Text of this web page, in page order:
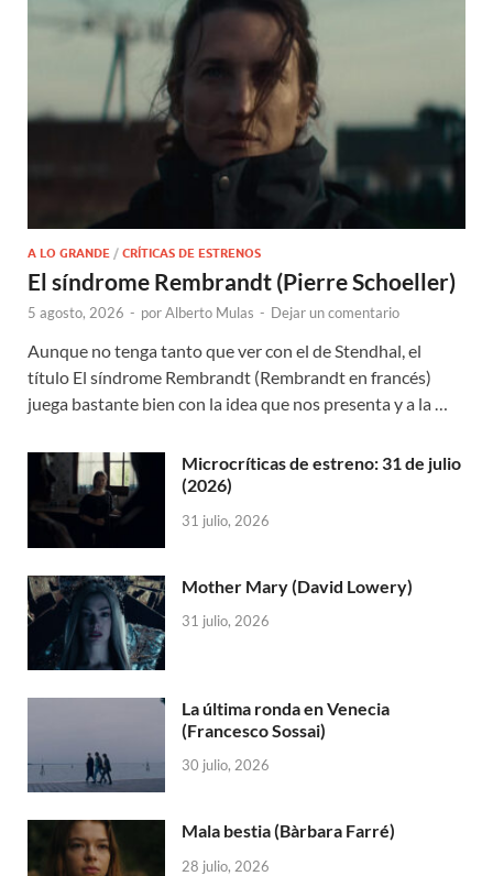
A LO GRANDE / CRÍTICAS DE ESTRENOS
El síndrome Rembrandt (Pierre Schoeller)
5 agosto, 2026 - porAlberto Mulas - Dejar un comentario
Aunque no tenga tanto que ver con el de Stendhal, el
título El síndrome Rembrandt (Rembrandt en francés)
juega bastante bien con la idea que nos presenta y a la …
Microcríticas de estreno: 31 de julio
(2026)
31 julio, 2026
Mother Mary (David Lowery)
31 julio, 2026
La última ronda en Venecia
(Francesco Sossai)
30 julio, 2026
Mala bestia (Bàrbara Farré)
28 julio, 2026